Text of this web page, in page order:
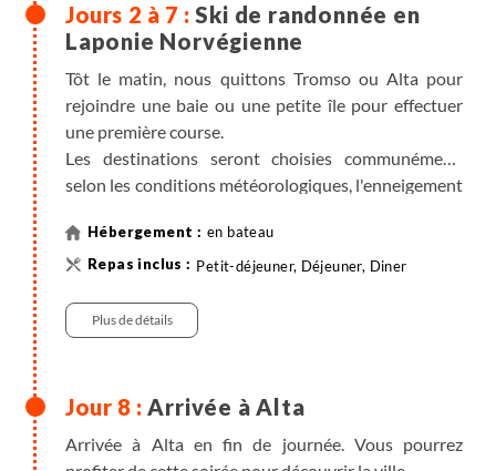
Ski de randonnée en
Laponie Norvégienne
Tôt le matin, nous quittons Tromso ou Alta pour
rejoindre une baie ou une petite île pour effectuer
une première course.
Les destinations seront choisies communément,
selon les conditions météorologiques, l'enneigement
petit port de Hamnes sur l'île de Uloya en font
partie... Si la météo nous le permet, il sera possible de
encadrés par un guide de haute montagne très
qualifié, ayant une excellente connaissance de la
Au retour de la course, vous serez ravis de trouver le
dont la vue panoramique vous permettra de
en bateau
Petit-déjeuner, Déjeuner, Diner
Plus de détails
Arrivée à Alta
Arrivée à Alta en fin de journée. Vous pourrez